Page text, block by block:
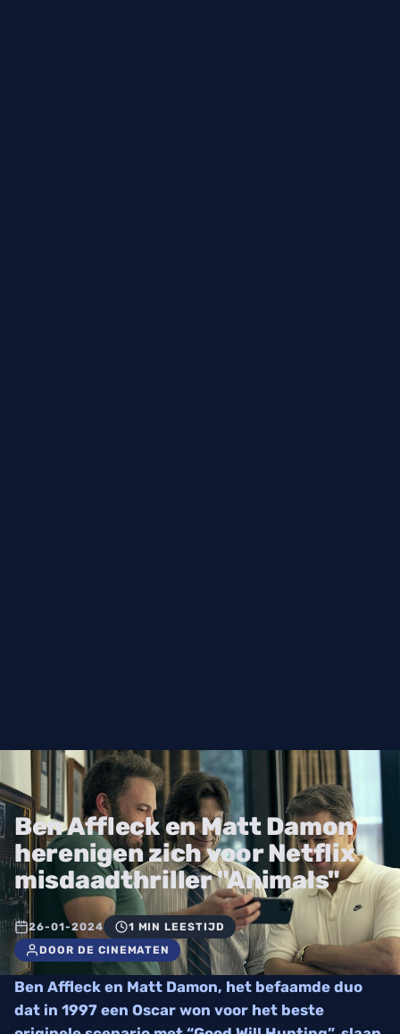
Ben Affleck en Matt Damon
herenigen zich voor Netflix
misdaadthriller "Animals"
26-01-2024
1 MIN LEESTIJD
DOOR DE CINEMATEN
Ben Affleck en Matt Damon, het befaamde duo
dat in 1997 een Oscar won voor het beste